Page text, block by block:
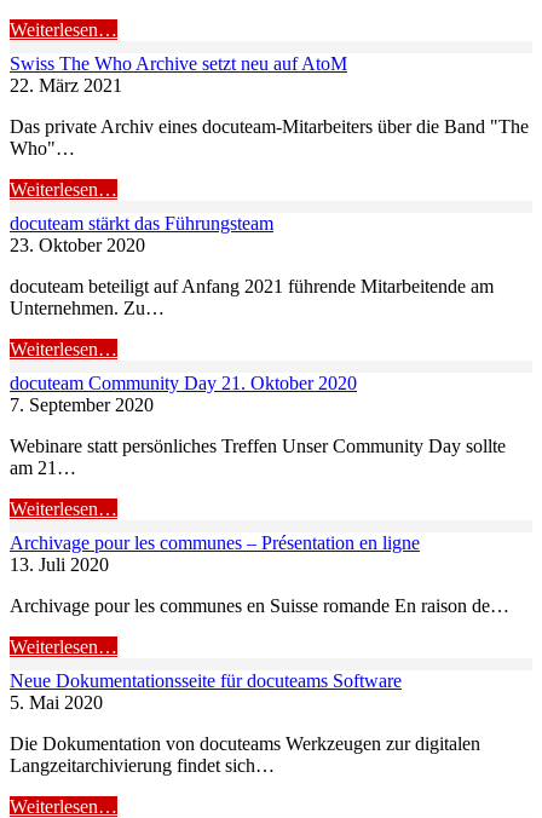
Weiterlesen…
Swiss The Who Archive setzt neu auf AtoM
22. März 2021
Das private Archiv eines docuteam-Mitarbeiters über die Band "The
Who"…
Weiterlesen…
docuteam stärkt das Führungsteam
23. Oktober 2020
docuteam beteiligt auf Anfang 2021 führende Mitarbeitende am
Unternehmen. Zu…
Weiterlesen…
docuteam Community Day 21. Oktober 2020
7. September 2020
Webinare statt persönliches Treffen Unser Community Day sollte
am 21…
Weiterlesen…
Archivage pour les communes – Présentation en ligne
13. Juli 2020
Archivage pour les communes en Suisse romande En raison de…
Weiterlesen…
Neue Dokumentationsseite für docuteams Software
5. Mai 2020
Die Dokumentation von docuteams Werkzeugen zur digitalen
Langzeitarchivierung findet sich…
Weiterlesen…